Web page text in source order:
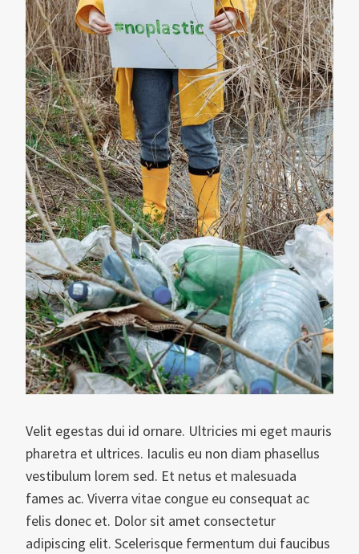
Velit egestas dui id ornare. Ultricies mi eget mauris
pharetra et ultrices. Iaculis eu non diam phasellus
vestibulum lorem sed. Et netus et malesuada
fames ac. Viverra vitae congue eu consequat ac
felis donec et. Dolor sit amet consectetur
adipiscing elit. Scelerisque fermentum dui faucibus